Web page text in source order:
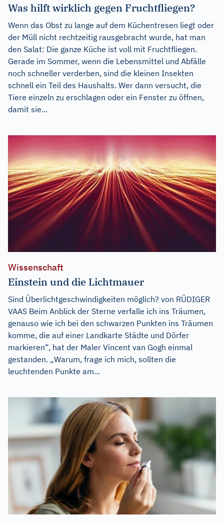
Was hilft wirklich gegen Fruchtfliegen?
Wenn das Obst zu lange auf dem Küchentresen liegt oder
der Müll nicht rechtzeitig rausgebracht wurde, hat man
den Salat: Die ganze Küche ist voll mit Fruchtfliegen.
Gerade im Sommer, wenn die Lebensmittel und Abfälle
noch schneller verderben, sind die kleinen Insekten
schnell ein Teil des Haushalts. Wer dann versucht, die
Tiere einzeln zu erschlagen oder ein Fenster zu öffnen,
damit sie...
Wissenschaft
Einstein und die Lichtmauer
Sind Überlichtgeschwindigkeiten möglich? von RÜDIGER
VAAS Beim Anblick der Sterne verfalle ich ins Träumen,
genauso wie ich bei den schwarzen Punkten ins Träumen
komme, die auf einer Landkarte Städte und Dörfer
markieren“, hat der Maler Vincent van Gogh einmal
gestanden. „Warum, frage ich mich, sollten die
leuchtenden Punkte am...